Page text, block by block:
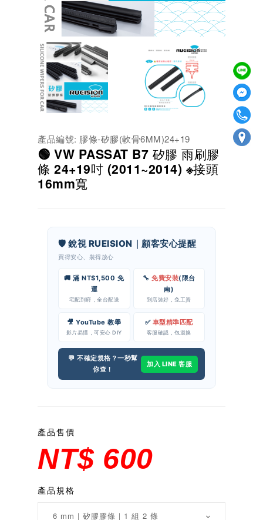
產品編號: 膠條-矽膠(軟骨6MM)24+19
🟢 VW PASSAT B7 矽膠 雨刷膠
條 24+19吋 (2011~2014) ※接頭
16mm寬
🛡️ 銳視 RUEISION｜顧客安心提醒
買得安心、裝得放心
🚚 滿 NT$1,500 免
運
宅配到府，全台配送
🔧 免費安裝(限台
南)
到店裝好，免工資
🎥 YouTube 教學
影片易懂，可安心 DIY
✅ 車型精準匹配
客服確認，包退換
💬 不確定規格？一秒幫
你查！
加入 LINE 客服
產品售價
NT$ 600
產品規格